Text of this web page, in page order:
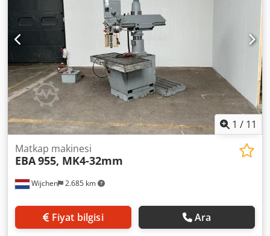
1 / 11
Wijchen 2.685 km
Matkap makinesi
EBA955, MK4-32mm
Fiyat bilgisi Ara